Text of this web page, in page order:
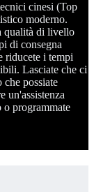
cinesi (Top
moderno.
qualità di livello
di consegna
riducete i tempi
Lasciate che ci
possiate
un'assistenza
o programmate